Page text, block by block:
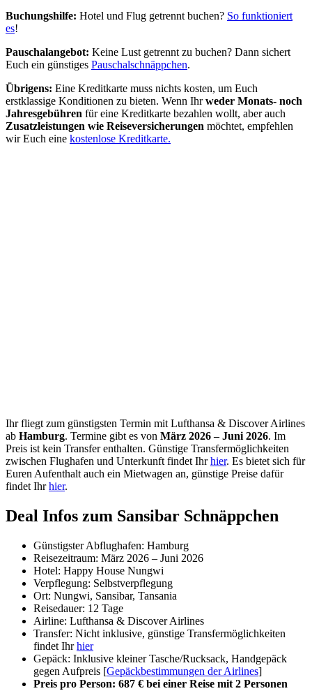
Buchungshilfe: Hotel und Flug getrennt buchen? So funktioniert
es!
Pauschalangebot: Keine Lust getrennt zu buchen? Dann sichert
Euch ein günstiges Pauschalschnäppchen.
Übrigens: Eine Kreditkarte muss nichts kosten, um Euch
erstklassige Konditionen zu bieten. Wenn Ihrweder Monats- noch
Jahresgebühren für eine Kreditkarte bezahlen wollt, aber auch
Zusatzleistungen wie Reiseversicherungen möchtet, empfehlen
wir Euch eine kostenlose Kreditkarte.
Ihr fliegt zum günstigsten Termin mit Lufthansa & Discover Airlines
ab Hamburg. Termine gibt es von März 2026 – Juni 2026. Im
Preis ist kein Transfer enthalten. Günstige Transfermöglichkeiten
zwischen Flughafen und Unterkunft findet Ihrhier. Es bietet sich für
Euren Aufenthalt auch ein Mietwagen an, günstige Preise dafür
findet Ihrhier.
Deal Infos zum Sansibar Schnäppchen
Günstigster Abflughafen: Hamburg
Reisezeitraum: März 2026 – Juni 2026
Hotel: Happy House Nungwi
Verpflegung: Selbstverpflegung
Ort: Nungwi, Sansibar, Tansania
Reisedauer: 12 Tage
Airline: Lufthansa & Discover Airlines
Transfer: Nicht inklusive, günstige Transfermöglichkeiten
findet Ihrhier
Gepäck: Inklusive kleiner Tasche/Rucksack, Handgepäck
gegen Aufpreis [Gepäckbestimmungen der Airlines]
Preis pro Person: 687 € bei einer Reise mit 2 Personen